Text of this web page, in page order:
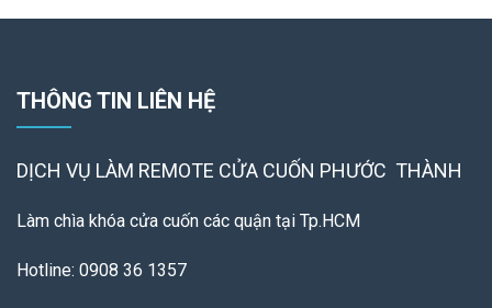
THÔNG TIN LIÊN HỆ
DỊCH VỤ LÀM REMOTE CỬA CUỐN PHƯỚC THÀNH
Làm chìa khóa cửa cuốn các quận tại Tp.HCM
Hotline: 0908 36 1357